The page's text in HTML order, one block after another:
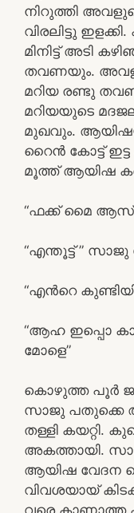
നിറുത്തി
വിരലിട്ടു
മിനിട്ട് അടി
തവണയും.
മറിയ രണ്ടു
മറിയയുടെ
മുഖവും.
റൈൻ കോട്ട്
മൂത്ത് ആയിഷ
“ഫക്ക് മൈ ആസ്
“എന്തൂട്ട് ” സാജു
“എൻറെ
“ആഹ ഇപ്പൊ
മോളെ”
കൊഴുത്ത പൂർ
സാജു പതുക്കെ
തള്ളി കയറ്റി.
അകത്തായി.
ആയിഷ വേദന
വിവശയായ്
വരെ കാണാത്ത